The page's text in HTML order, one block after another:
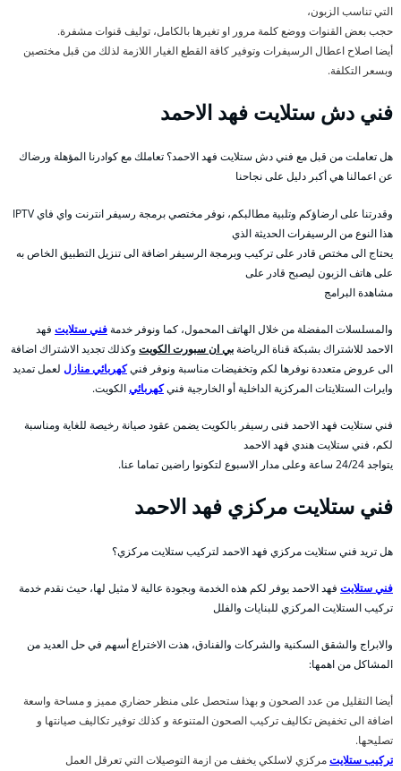
التي تناسب الزبون،
حجب بعض القنوات ووضع كلمة مرور او تغيرها بالكامل، توليف قنوات مشفرة.
أيضا اصلاح اعطال الرسيفرات وتوفير كافة القطع الغيار اللازمة لذلك من قبل مختصين
وبسعر التكلفة.
فني دش ستلايت فهد الاحمد
هل تعاملت من قبل مع فني دش ستلايت فهد الاحمد؟ تعاملك مع كوادرنا المؤهلة ورضاك
عن اعمالنا هي أكبر دليل على نجاحنا
وقدرتنا على ارضاؤكم وتلبية مطالبكم، نوفر مختصي برمجة رسيفر انترنت واي فاي IPTV
هذا النوع من الرسيفرات الحديثة الذي
يحتاج الى مختص قادر على تركيب وبرمجة الرسيفر اضافة الى تنزيل التطبيق الخاص به
على هاتف الزبون ليصبح قادر على
مشاهدة البرامج
والمسلسلات المفضلة من خلال الهاتف المحمول، كما ونوفر خدمةفني ستلايت فهد
الاحمد للاشتراك بشبكة قناة الرياضةبي ان سبورت الكويت وكذلك تجديد الاشتراك اضافة
الى عروض متعددة نوفرها لكم وتخفيضات مناسبة ونوفر فنيكهربائي منازل لعمل تمديد
وايرات الستلايتات المركزية الداخلية أو الخارجية فنيكهربائيالكويت.
فني ستلايت فهد الاحمد فنى رسيفر بالكويت يضمن عقود صيانة رخيصة للغاية ومناسبة
لكم، فني ستلايت هندي فهد الاحمد
يتواجد 24/24 ساعة وعلى مدار الاسبوع لتكونوا راضين تماما عنا.
فني ستلايت مركزي فهد الاحمد
هل تريد فني ستلايت مركزي فهد الاحمد لتركيب ستلايت مركزي؟
فني ستلايت فهد الاحمد يوفر لكم هذه الخدمة وبجودة عالية لا مثيل لها، حيث نقدم خدمة
تركيب الستلايت المركزي للبنايات والفلل
والابراج والشقق السكنية والشركات والفنادق، هذت الاختراع أسهم في حل العديد من
المشاكل من اهمها:
أيضا التقليل من عدد الصحون و بهذا ستحصل على منظر حضاري مميز و مساحة واسعة
اضافة الى تخفيض تكاليف تركيب الصحون المتنوعة و كذلك توفير تكاليف صيانتها و
تصليحها.
تركيب ستلايتمركزي لاسلكي يخفف من ازمة التوصيلات التي تعرقل العمل